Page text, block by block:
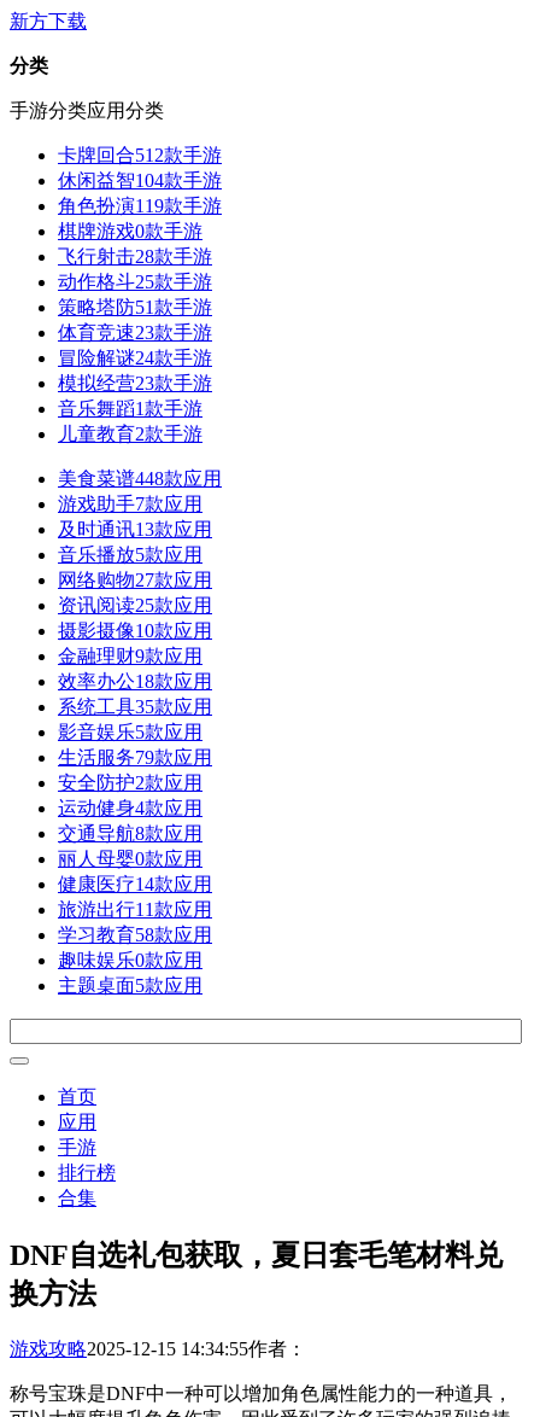
新方下载
分类
手游分类应用分类
卡牌回合512款手游
休闲益智104款手游
角色扮演119款手游
棋牌游戏0款手游
飞行射击28款手游
动作格斗25款手游
策略塔防51款手游
体育竞速23款手游
冒险解谜24款手游
模拟经营23款手游
音乐舞蹈1款手游
儿童教育2款手游
美食菜谱448款应用
游戏助手7款应用
及时通讯13款应用
音乐播放5款应用
网络购物27款应用
资讯阅读25款应用
摄影摄像10款应用
金融理财9款应用
效率办公18款应用
系统工具35款应用
影音娱乐5款应用
生活服务79款应用
安全防护2款应用
运动健身4款应用
交通导航8款应用
丽人母婴0款应用
健康医疗14款应用
旅游出行11款应用
学习教育58款应用
趣味娱乐0款应用
主题桌面5款应用
首页
应用
手游
排行榜
合集
DNF自选礼包获取，夏日套毛笔材料兑
换方法
游戏攻略2025-12-15 14:34:55作者：
称号宝珠是DNF中一种可以增加角色属性能力的一种道具，